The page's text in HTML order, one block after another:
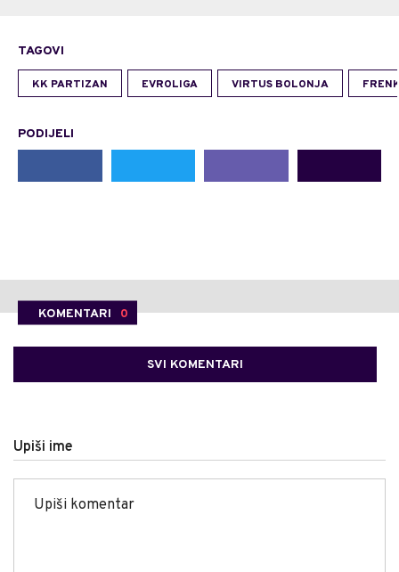
TAGOVI
KK PARTIZAN EVROLIGA VIRTUS BOLONJA
PODIJELI
KOMENTARI 0
SVI KOMENTARI
Upiši ime